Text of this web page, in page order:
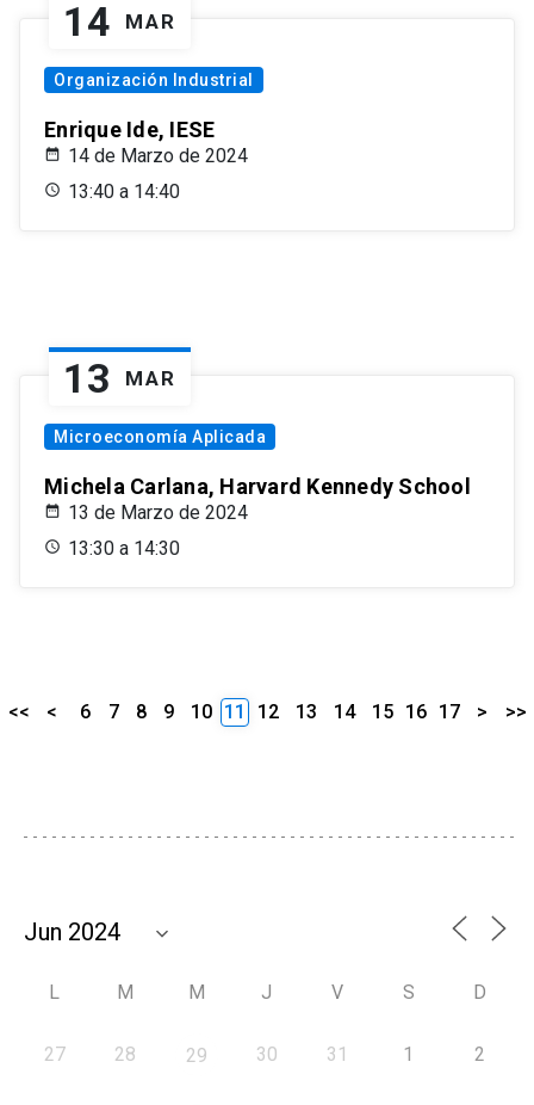
14 MAR
Organización Industrial
Enrique Ide, IESE
14 de Marzo de 2024
13:40 a 14:40
13 MAR
Microeconomía Aplicada
Michela Carlana, Harvard Kennedy School
13 de Marzo de 2024
13:30 a 14:30
<< < 6 7 8 9 10 11 12 13 14 15 16 17 > >>
L M M J V S D
27 28 29 30 31 1 2